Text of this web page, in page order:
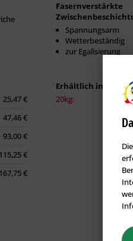
25,47 €
47,46 €
93,00 €
115,25 €
167,75 €
Fasernverstärkte
Spannungsarm
Wetterbeständig
zur Egalisierung
Erhältlich in:
20kg: